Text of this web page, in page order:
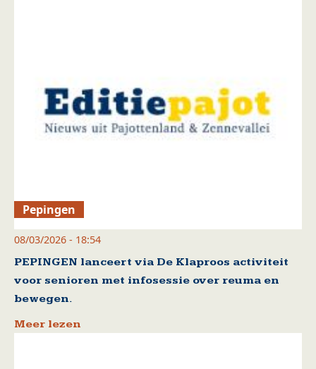
Pepingen
08/03/2026 - 18:54
PEPINGEN lanceert via De Klaproos activiteit
voor senioren met infosessie over reuma en
bewegen.
Meer lezen